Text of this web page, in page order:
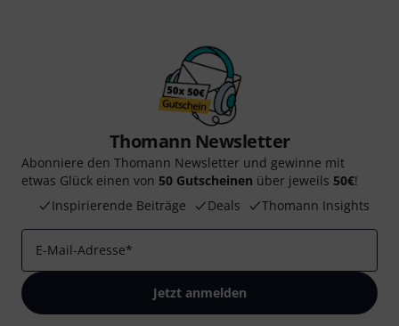
Thomann Newsletter
Abonniere den Thomann Newsletter und gewinne mit
etwas Glück einen von 50 Gutscheinen über jeweils 50€!
Inspirierende Beiträge
Deals Thomann Insights
E-Mail-Adresse*
Jetzt anmelden